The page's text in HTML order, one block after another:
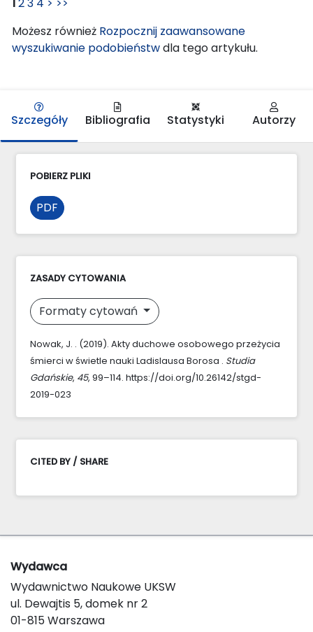
Możesz również Rozpocznij zaawansowane
wyszukiwanie podobieństwdla tego artykułu.
Szczegóły Bibliografia Statystyki Autorzy
POBIERZ PLIKI
PDF
ZASADY CYTOWANIA
Formaty cytowań
Nowak, J. . (2019). Akty duchowe osobowego przeżycia
śmierci w świetle nauki Ladislausa Borosa . Studia
Gdańskie, 45, 99–114. https://doi.org/10.26142/stgd-
2019-023
CITED BY / SHARE
Wydawca
Wydawnictwo Naukowe UKSW
ul. Dewajtis 5, domek nr 2
01-815 Warszawa